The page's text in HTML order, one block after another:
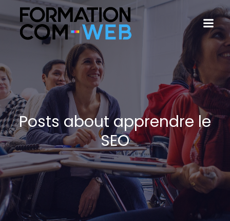
Posts about apprendre le
SEO